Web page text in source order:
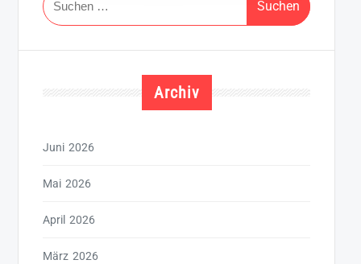
nach:
Archiv
Juni 2026
Mai 2026
April 2026
März 2026